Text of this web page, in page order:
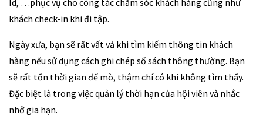
khách check-in khi đi tập.
Ngày xưa, bạn sẽ rất vất vả khi tìm kiếm thông tin khách
hàng nếu sử dụng cách ghi chép sổ sách thông thường. Bạn
sẽ rất tốn thời gian để mò, thậm chí có khi không tìm thấy.
Đặc biệt là trong việc quản lý thời hạn của hội viên và nhắc
nhở gia hạn.